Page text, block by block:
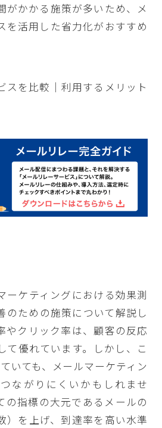
がかかる施策が多いため、メ
を活用した省力化がおすすめ
スを比較｜利用するメリット
ーケティングにおける効果測
のための施策について解説し
やクリック率は、顧客の反応
て優れています。しかし、こ
いても、メールマーケティン
ながりにくいかもしれませ
の指標の大元であるメールの
）を上げ、到達率を高い水準